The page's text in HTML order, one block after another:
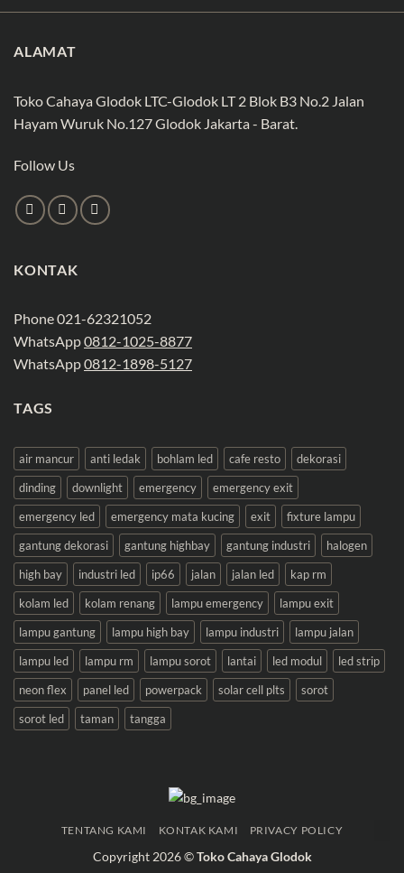
ALAMAT
Toko Cahaya Glodok LTC-Glodok LT 2 Blok B3 No.2 Jalan
Hayam Wuruk No.127 Glodok Jakarta - Barat.
Follow Us
KONTAK
Phone 021-62321052
WhatsApp0812-1025-8877
WhatsApp0812-1898-5127
TAGS
air mancur anti ledak bohlam led cafe resto
dekorasi
dinding
downlight emergency
emergency exit
emergency led
emergency mata kucing exit
fixture lampu
gantung dekorasi
gantung highbay gantung industri
halogen
high bay
industri led ip66 jalan jalan led
kap rm
kolam led
kolam renang lampu emergency
lampu exit
lampu gantung
lampu high bay lampu industri
lampu jalan
lampu led
lampu rm lampu sorot lantai led modul
led strip
neon flex
panel led powerpack solar cell plts
sorot
sorot led
taman tangga
TENTANG KAMI KONTAK KAMI PRIVACY POLICY
Copyright 2026 ©Toko Cahaya Glodok